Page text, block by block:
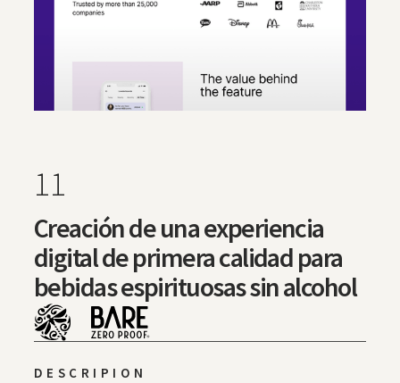
11
Creación de una experiencia
digital de primera calidad para
bebidas espirituosas sin alcohol
DESCRIPION